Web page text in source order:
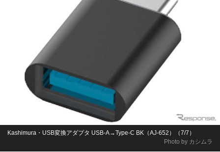
Photo by カシムラ
Kashimura・USB変換アダプタ USB-A→Type-C BK（AJ-652）（7/7）